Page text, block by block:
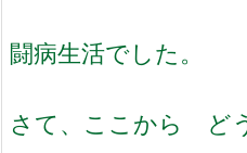
闘病生活でした。
さて、ここから ど